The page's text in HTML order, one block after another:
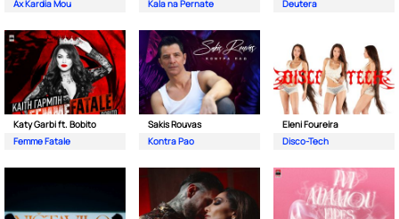
Ax Kardia Mou
Kala na Pernate
Deutera
Katy Garbi ft. Bobito
Femme Fatale
Sakis Rouvas
Kontra Pao
Eleni Foureira
Disco-Tech